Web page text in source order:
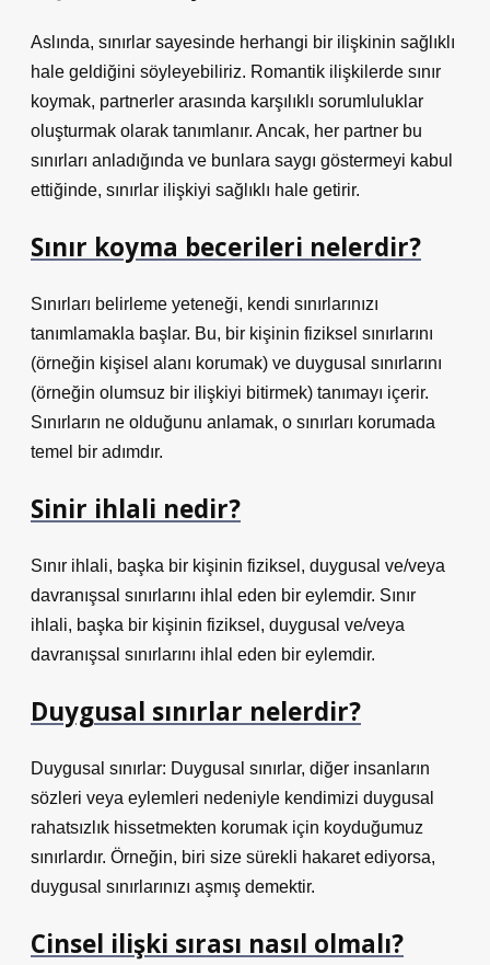
Aslında, sınırlar sayesinde herhangi bir ilişkinin sağlıklı
hale geldiğini söyleyebiliriz. Romantik ilişkilerde sınır
koymak, partnerler arasında karşılıklı sorumluluklar
oluşturmak olarak tanımlanır. Ancak, her partner bu
sınırları anladığında ve bunlara saygı göstermeyi kabul
ettiğinde, sınırlar ilişkiyi sağlıklı hale getirir.
Sınır koyma becerileri nelerdir?
Sınırları belirleme yeteneği, kendi sınırlarınızı
tanımlamakla başlar. Bu, bir kişinin fiziksel sınırlarını
(örneğin kişisel alanı korumak) ve duygusal sınırlarını
(örneğin olumsuz bir ilişkiyi bitirmek) tanımayı içerir.
Sınırların ne olduğunu anlamak, o sınırları korumada
temel bir adımdır.
Sinir ihlali nedir?
Sınır ihlali, başka bir kişinin fiziksel, duygusal ve/veya
davranışsal sınırlarını ihlal eden bir eylemdir. Sınır
ihlali, başka bir kişinin fiziksel, duygusal ve/veya
davranışsal sınırlarını ihlal eden bir eylemdir.
Duygusal sınırlar nelerdir?
Duygusal sınırlar: Duygusal sınırlar, diğer insanların
sözleri veya eylemleri nedeniyle kendimizi duygusal
rahatsızlık hissetmekten korumak için koyduğumuz
sınırlardır. Örneğin, biri size sürekli hakaret ediyorsa,
duygusal sınırlarınızı aşmış demektir.
Cinsel ilişki sırası nasıl olmalı?